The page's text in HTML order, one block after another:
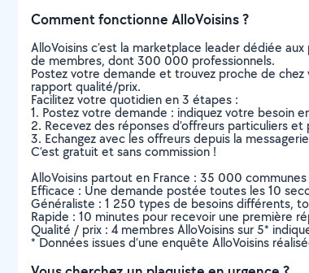
Comment fonctionne AlloVoisins ?
AlloVoisins c’est la marketplace leader dédiée
de membres, dont 300 000 professionnels.
Postez votre demande et trouvez proche de
rapport qualité/prix.
Facilitez votre quotidien en 3 étapes :
1. Postez votre demande : indiquez votre besoin
2. Recevez des réponses d’offreurs particuliers
3. Echangez avec les offreurs depuis la
C’est gratuit et sans commission !
AlloVoisins partout en France : 35 000
Efficace : Une demande postée toutes les 10
Généraliste : 1 250 types de besoins différents,
Rapide : 10 minutes pour recevoir une première
Qualité / prix : 4 membres AlloVoisins sur 5*
* Données issues d’une enquête AlloVoisins